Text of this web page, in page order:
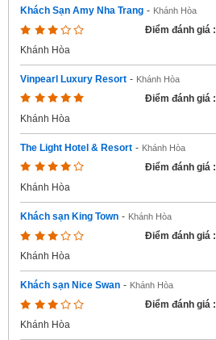
Khách Sạn Amy Nha Trang - Khánh Hòa
Điểm đánh giá :
Khánh Hòa
Vinpearl Luxury Resort - Khánh Hòa
Điểm đánh giá :
Khánh Hòa
The Light Hotel & Resort - Khánh Hòa
Điểm đánh giá :
Khánh Hòa
Khách sạn King Town - Khánh Hòa
Điểm đánh giá :
Khánh Hòa
Khách sạn Nice Swan - Khánh Hòa
Điểm đánh giá :
Khánh Hòa